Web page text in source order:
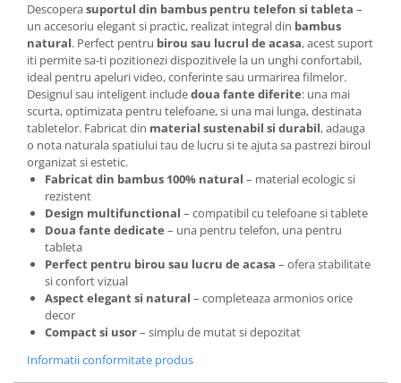
Articole pentru rufe, casa,
geamuri, mobila
Articole pentru birou, suprafete,
pardoseli
Intretinere si odorizante masina
Saci de gunoi
Accesorii pentru curatenie
Tipografie si stampile
Formulare tipizate
Caiete si blocnotesuri
personalizate
Stampile, tusiere si tus
Protectia muncii si Imbracaminte
Imbracaminte
Tricouri
Descoperasuportul din bambus pentru telefon si tableta –
un accesoriu elegant si practic, realizat integral din bambus
natural. Perfect pentru birou sau lucrul de acasa, acest suport
iti permite sa-ti pozitionezi dispozitivele la un unghi confortabil,
ideal pentru apeluri video, conferinte sau urmarirea filmelor.
Designul sau inteligent includedoua fante diferite: una mai
scurta, optimizata pentru telefoane, si una mai lunga, destinata
tabletelor. Fabricat din material sustenabil si durabil, adauga
o nota naturala spatiului tau de lucru si te ajuta sa pastrezi biroul
organizat si estetic.
Fabricat din bambus 100% natural – material ecologic si
rezistent
Design multifunctional – compatibil cu telefoane si tablete
Doua fante dedicate – una pentru telefon, una pentru
tableta
Perfect pentru birou sau lucru de acasa – ofera stabilitate
si confort vizual
Aspect elegant si natural – completeaza armonios orice
decor
Compact si usor– simplu de mutat si depozitat
Informatii conformitate produs